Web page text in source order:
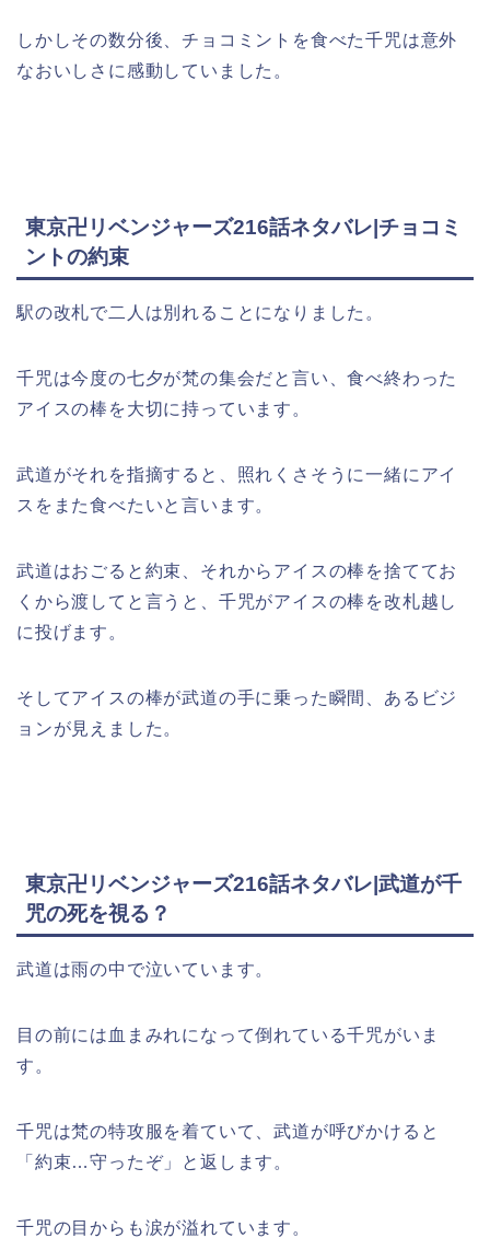
しかしその数分後、チョコミントを食べた千咒は意外
なおいしさに感動していました。
東京卍リベンジャーズ216話ネタバレ|チョコミ
ントの約束
駅の改札で二人は別れることになりました。
千咒は今度の七夕が梵の集会だと言い、食べ終わった
アイスの棒を大切に持っています。
武道がそれを指摘すると、照れくさそうに一緒にアイ
スをまた食べたいと言います。
武道はおごると約束、それからアイスの棒を捨ててお
くから渡してと言うと、千咒がアイスの棒を改札越し
に投げます。
そしてアイスの棒が武道の手に乗った瞬間、あるビジ
ョンが見えました。
東京卍リベンジャーズ216話ネタバレ|武道が千
咒の死を視る？
武道は雨の中で泣いています。
目の前には血まみれになって倒れている千咒がいま
す。
千咒は梵の特攻服を着ていて、武道が呼びかけると
「約束…守ったぞ」と返します。
千咒の目からも涙が溢れています。